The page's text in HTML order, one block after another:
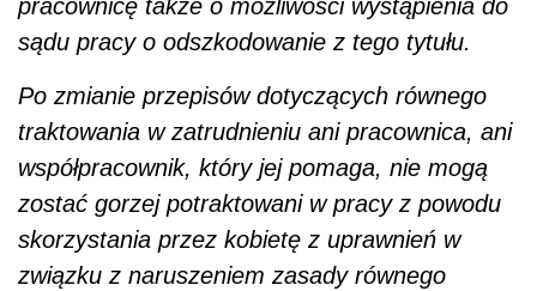
pracownicę także o możliwości wystąpienia do
sądu pracy o odszkodowanie z tego tytułu.
Po zmianie przepisów dotyczących równego
traktowania w zatrudnieniu ani pracownica, ani
współpracownik, który jej pomaga, nie mogą
zostać gorzej potraktowani w pracy z powodu
skorzystania przez kobietę z uprawnień w
związku z naruszeniem zasady równego